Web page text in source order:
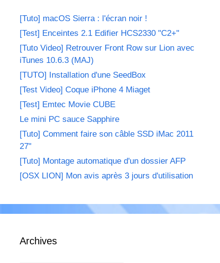
[Tuto] macOS Sierra : l'écran noir !
[Test] Enceintes 2.1 Edifier HCS2330 "C2+"
[Tuto Video] Retrouver Front Row sur Lion avec
iTunes 10.6.3 (MAJ)
[TUTO] Installation d'une SeedBox
[Test Video] Coque iPhone 4 Miaget
[Test] Emtec Movie CUBE
Le mini PC sauce Sapphire
[Tuto] Comment faire son câble SSD iMac 2011
27"
[Tuto] Montage automatique d'un dossier AFP
[OSX LION] Mon avis après 3 jours d'utilisation
Archives